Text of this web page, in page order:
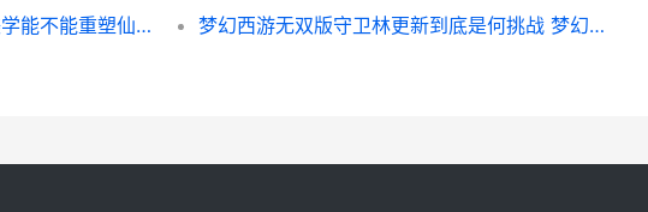
小仙看招游戏界面首曝，简约美学能不能重塑仙侠世界新视界 小仙平台
梦幻西游无双版守卫林更新到底是何挑战 梦幻西游经典版